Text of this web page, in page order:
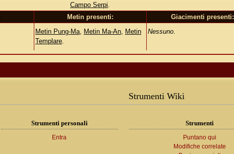
Campo Serpi
Metin presenti: Giacimenti presenti:
Metin Pung-Ma, Metin Ma-An,
Metin
Templare.
Nessuno.
Strumenti Wiki
Strumenti personali
Entra
Strumenti
Puntano qui
Modifiche correlate